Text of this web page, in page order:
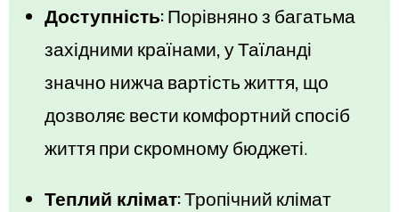
Доступність:Порівняно з багатьма
західними країнами, у Таїланді
значно нижча вартість життя, що
дозволяє вести комфортний спосіб
життя при скромному бюджеті.
Теплий клімат:Тропічний клімат